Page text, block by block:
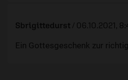
Sbrigittedurst / 06.10.2021,
Ein Gottesgeschenk zur